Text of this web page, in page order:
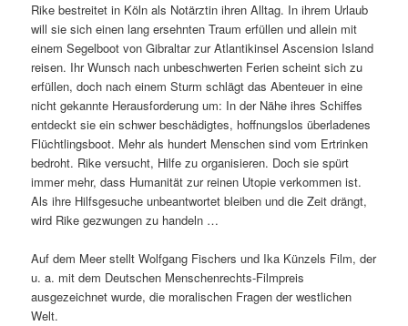
Rike bestreitet in Köln als Notärztin ihren Alltag. In ihrem Urlaub
will sie sich einen lang ersehnten Traum erfüllen und allein mit
einem Segelboot von Gibraltar zur Atlantikinsel Ascension Island
reisen. Ihr Wunsch nach unbeschwerten Ferien scheint sich zu
erfüllen, doch nach einem Sturm schlägt das Abenteuer in eine
nicht gekannte Herausforderung um: In der Nähe ihres Schiffes
entdeckt sie ein schwer beschädigtes, hoffnungslos überladenes
Flüchtlingsboot. Mehr als hundert Menschen sind vom Ertrinken
bedroht. Rike versucht, Hilfe zu organisieren. Doch sie spürt
immer mehr, dass Humanität zur reinen Utopie verkommen ist.
Als ihre Hilfsgesuche unbeantwortet bleiben und die Zeit drängt,
wird Rike gezwungen zu handeln …
Auf dem Meer stellt Wolfgang Fischers und Ika Künzels Film, der
u. a. mit dem Deutschen Menschenrechts-Filmpreis
ausgezeichnet wurde, die moralischen Fragen der westlichen
Welt.